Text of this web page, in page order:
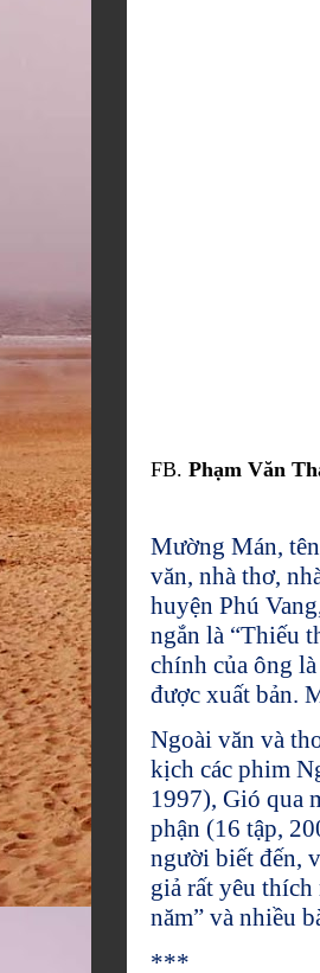
FB. Phạm Văn
Mường Mán,
văn, nhà thơ,
huyện Phú
ngắn là “Thiếu
chính của ông
được xuất bản.
Ngoài văn và
kịch các phim
1997), Gió qua
phận (16 tập,
người biết đến,
giả rất yêu thích
năm” và nhiều
***